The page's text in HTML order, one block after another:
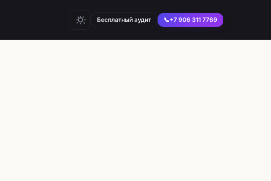
Бесплатный аудит 📞+7 906 311 7769